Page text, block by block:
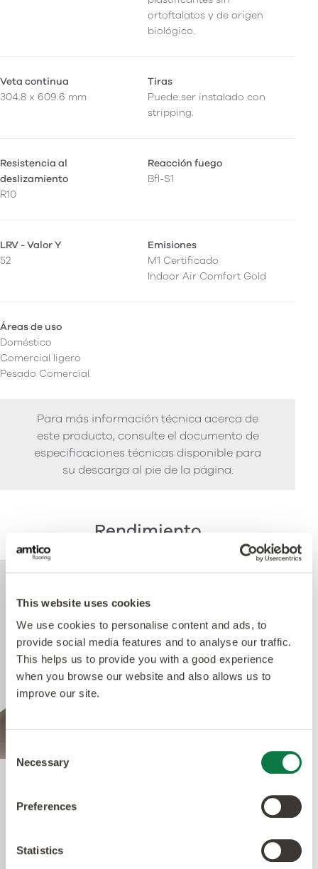
This website uses cookies
We use cookies to personalise content and ads, to
provide social media features and to analyse our traffic.
This helps us to provide you with a good experience
when you browse our website and also allows us to
improve our site.
Selection
Necessary
Preferences
Statistics
ortoftalatos y de origen
biológico.
Veta continua
304.8 x 609.6 mm
Tiras
Puede ser instalado con
stripping.
Resistencia al
deslizamiento
R10
Reacción fuego
Bfl-S1
LRV - Valor Y
52
Emisiones
M1 Certificado
Indoor Air Comfort Gold
Áreas de uso
Doméstico
Comercial ligero
Pesado Comercial
Para más información técnica acerca de
este producto, consulte el documento de
especificaciones técnicas disponible para
su descarga al pie de la página.
Rendimiento
Quantum Guard Elite